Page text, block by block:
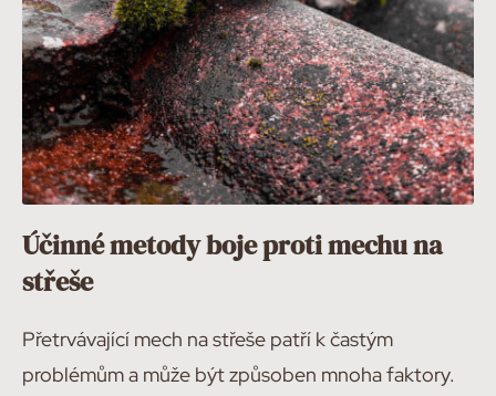
Účinné metody boje proti mechu na
střeše
Přetrvávající mech na střeše patří k častým
problémům a může být způsoben mnoha faktory.